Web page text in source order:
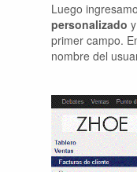
Luego
personalizado
primer campo.
nombre del